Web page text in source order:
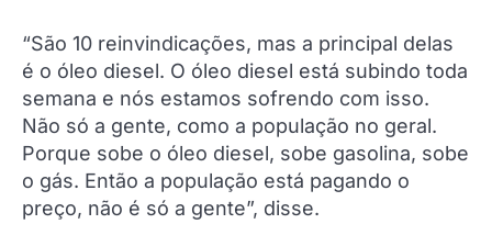
“São 10 reinvindicações, mas a principal delas
é o óleo diesel. O óleo diesel está subindo toda
semana e nós estamos sofrendo com isso.
Não só a gente, como a população no geral.
Porque sobe o óleo diesel, sobe gasolina, sobe
o gás. Então a população está pagando o
preço, não é só a gente”, disse.